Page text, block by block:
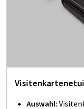
Auswahl: